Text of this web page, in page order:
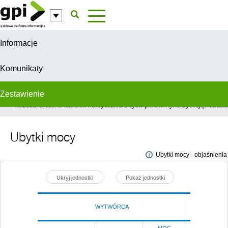
Przejdź do komentarzy
Informacje
Komunikaty
Zestawienie
W celu świadczenia usług na najwyższym poziomie, serwis GPI
Możesz określić warunki korzystania z tych plików wykorzystując
Ubytki mocy
Ubytki mocy - objaśnienia
Ukryj jednostki Pokaż jednostki
WYTWÓRCA